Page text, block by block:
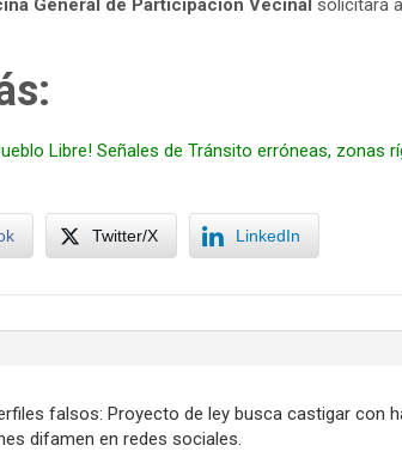
General de Participación Vecinal solicitará
Libre! Señales de Tránsito erróneas,
Twitter/X LinkedIn
falsos: Proyecto de ley busca castigar con
difamen en redes sociales.